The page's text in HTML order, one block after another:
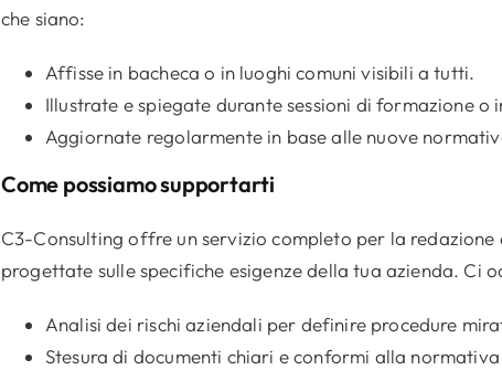
che siano:
Affisse in bacheca o in luoghi comuni visibili a tutti.
Illustrate e spiegate durante sessioni di formazione o
Aggiornate regolarmente in base alle nuove
Come possiamo supportarti
C3-Consulting offre un servizio completo per la
progettate sulle specifiche esigenze della tua azienda. Ci
Analisi dei rischi aziendali per definire procedure
Stesura di documenti chiari e conformi alla